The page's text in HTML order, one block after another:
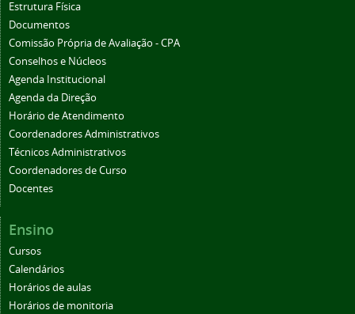
Estrutura Física
Documentos
Comissão Própria de Avaliação - CPA
Conselhos e Núcleos
Agenda Institucional
Agenda da Direção
Horário de Atendimento
Coordenadores Administrativos
Técnicos Administrativos
Coordenadores de Curso
Docentes
Ensino
Cursos
Calendários
Horários de aulas
Horários de monitoria